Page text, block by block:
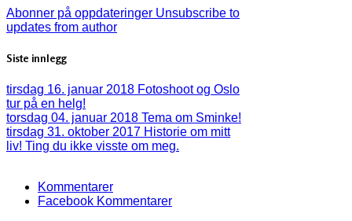
Abonner på oppdateringer Unsubscribe to
updates from author
Siste innlegg
tirsdag 16. januar 2018 Fotoshoot og Oslo
tur på en helg!
torsdag 04. januar 2018 Tema om Sminke!
tirsdag 31. oktober 2017 Historie om mitt
liv! Ting du ikke visste om meg.
Kommentarer
Facebook Kommentarer